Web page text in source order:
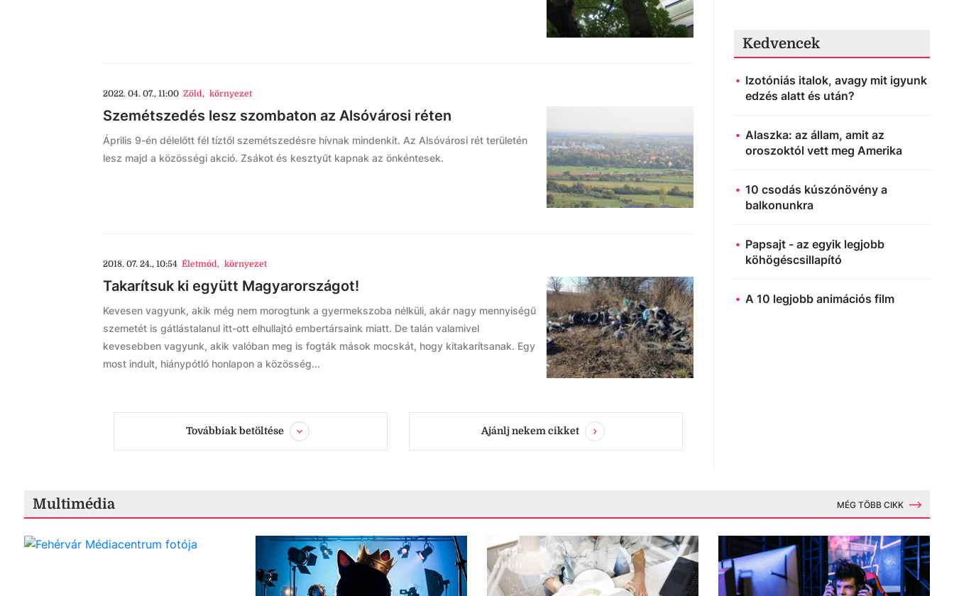
2022. 04. 07., 11:00 Zöld, környezet
Szemétszedés lesz szombaton az Alsóvárosi réten
Április 9-én délelőtt fél tíztől szemétszedésre hívnak mindenkit. Az Alsóvárosi rét területén
lesz majd a közösségi akció. Zsákot és kesztyűt kapnak az önkéntesek.
2018. 07. 24., 10:54 Életmód, környezet
Takarítsuk ki együtt Magyarországot!
Kevesen vagyunk, akik még nem morogtunk a gyermekszoba nélküli, akár nagy mennyiségű
szemetét is gátlástalanul itt-ott elhullajtó embertársaink miatt. De talán valamivel
kevesebben vagyunk, akik valóban meg is fogták mások mocskát, hogy kitakarítsanak. Egy
most indult, hiánypótló honlapon a közösség...
Továbbiak betöltése Ajánlj nekem cikket
Kedvencek
Izotóniás italok, avagy mit igyunk
edzés alatt és után?
Alaszka: az állam, amit az
oroszoktól vett meg Amerika
10 csodás kúszónövény a
balkonunkra
Papsajt - az egyik legjobb
köhögéscsillapító
A 10 legjobb animációs film
Multimédia MÉG TÖBB CIKK